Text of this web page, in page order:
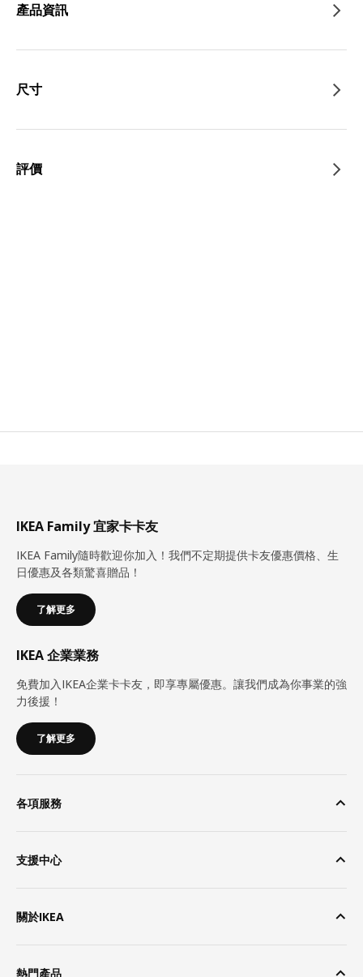
產品資訊
尺寸
評價
IKEA Family 宜家卡卡友
IKEA Family隨時歡迎你加入！我們不定期提供卡友優惠價格、生
日優惠及各類驚喜贈品！
了解更多
IKEA 企業業務
免費加入IKEA企業卡卡友，即享專屬優惠。讓我們成為你事業的強
力後援！
了解更多
各項服務
支援中心
關於IKEA
熱門產品